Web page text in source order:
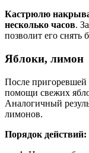
Кастрюлю
несколько часов.
позволит его снять
Яблоки, лимон
После
помощи свежих
Аналогичный
лимонов.
Порядок действий: